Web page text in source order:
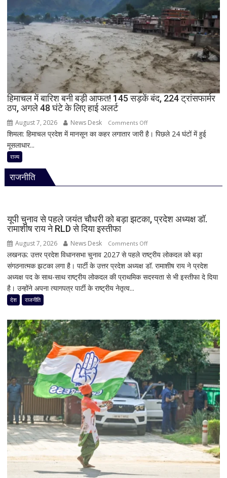
ने
की
अंधाधुंध
फायरिंग,
शिक्षक
समेत
4
की
मौत,
हिमाचल में बारिश बनी बड़ी आफत! 145 सड़कें बंद, 224 ट्रांसफार्मर
ठप, अगले 48 घंटे के लिए हाई अलर्ट
August 7, 2026 News Desk Comments Offon
हिमाचल
बंद,
ट्रांसफार्मर
ठप,
अगले
48
हाई
अलर्ट
शिमला: हिमाचल प्रदेश में मानसून का कहर लगातार जारी है। पिछले 24 घंटों में हुई
मूसलाधार...
राज्य
राजनीति
यूपी चुनाव से पहले जयंत चौधरी को बड़ा झटका, प्रदेश अध्यक्ष डॉ.
रामाशीष राय ने RLD से दिया इस्तीफा
August 7, 2026 News Desk Comments Offon
यूपी
चुनाव
से
को
बड़ा
झटका,
प्रदेश
अध्यक्ष
डॉ.
रामाशीष
राय
ने
RLD
से
दिया
इस्तीफा
लखनऊ: उत्तर प्रदेश विधानसभा चुनाव 2027 से पहले राष्ट्रीय लोकदल को बड़ा
संगठनात्मक झटका लगा है। पार्टी के उत्तर प्रदेश अध्यक्ष डॉ. रामाशीष राय ने प्रदेश
अध्यक्ष पद के साथ-साथ राष्ट्रीय लोकदल की प्राथमिक सदस्यता से भी इस्तीफा दे दिया
है। उन्होंने अपना त्यागपत्र पार्टी के राष्ट्रीय नेतृत्व...
देश राजनीति